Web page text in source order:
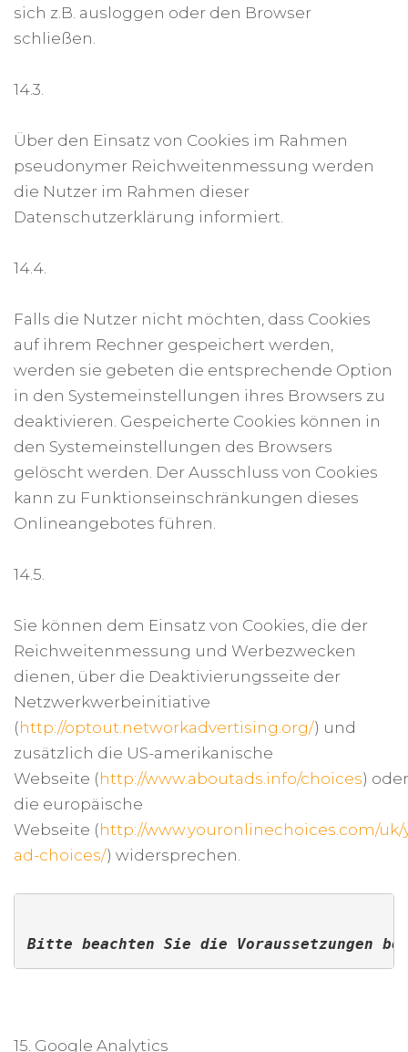
sich z.B. ausloggen oder den Browser
schließen.
14.3.
Über den Einsatz von Cookies im Rahmen
pseudonymer Reichweitenmessung werden
die Nutzer im Rahmen dieser
Datenschutzerklärung informiert.
14.4.
Falls die Nutzer nicht möchten, dass Cookies
auf ihrem Rechner gespeichert werden,
werden sie gebeten die entsprechende Option
in den Systemeinstellungen ihres Browsers zu
deaktivieren. Gespeicherte Cookies können in
den Systemeinstellungen des Browsers
gelöscht werden. Der Ausschluss von Cookies
kann zu Funktionseinschränkungen dieses
Onlineangebotes führen.
14.5.
Sie können dem Einsatz von Cookies, die der
Reichweitenmessung und Werbezwecken
dienen, über die Deaktivierungsseite der
Netzwerkwerbeinitiative
(http://optout.networkadvertising.org/) und
zusätzlich die US-amerikanische
Webseite (http://www.aboutads.info/choices) oder
die europäische
Webseite (http://www.youronlinechoices.com/uk/
ad-choices/) widersprechen.
Bitte beachten Sie die Voraussetzungen
15. Google Analytics